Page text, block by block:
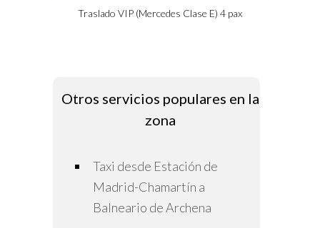
Traslado VIP (Mercedes Clase E) 4 pax
Otros servicios populares en la
zona
Taxi desde Estación de
Madrid-Chamartín a
Balneario de Archena